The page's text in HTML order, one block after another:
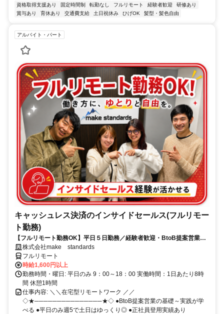
資格取得支援あり 固定時間制 転勤なし フルリモート 経験者歓迎
研修あり
賞与あり
育休あり 交通費支給 土日祝休み ひげOK 髪型・髪色自由
アルバイト・パート
キャッシュレス決済のインサイドセールス(フルリモー
ト勤務)
【フルリモート勤務OK】平日５日勤務／経験者歓迎・BtoB提案営業で
スキルアップ
株式会社make standards
フルリモート
時給1,600円以上
勤務時間・曜日: 平日のみ 9：00～18：00 実働時間：1日あたり8時
間 休憩1時間
仕事内容: ＼＼在宅型リモートワーク ／／
◇★───────────────★◇ ●BtoB提案営業の基礎～実践が学
べる ●平日のみ週5で土日はゆっくり◎ ●正社員登用実績あり